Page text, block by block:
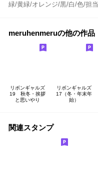
緑/黄緑/オレンジ/黒/白/色/担当
meruhenmeruの他の作品
リボンギャルズ
19 秋冬・挨拶
と思いやり
リボンギャルズ
17（冬・年末年
始）
関連スタンプ